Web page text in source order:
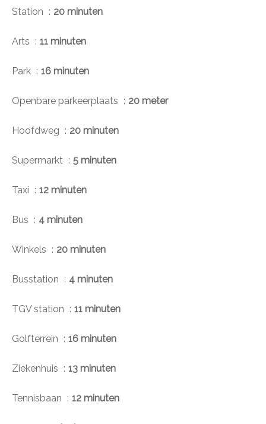
Station 20 minuten
Arts 11 minuten
Park 16 minuten
Openbare parkeerplaats 20 meter
Hoofdweg 20 minuten
Supermarkt 5 minuten
Taxi 12 minuten
Bus 4 minuten
Winkels 20 minuten
Busstation 4 minuten
TGV station 11 minuten
Golfterrein 16 minuten
Ziekenhuis 13 minuten
Tennisbaan 12 minuten